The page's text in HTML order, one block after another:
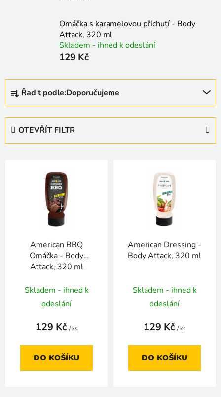
Omáčka s karamelovou příchutí - Body
Attack, 320 ml
Skladem - ihned k odeslání
129 Kč
Ř
z
Řadit podle:Doporučujeme
OTEVŘÍT FILTR
American BBQ
Omáčka - Body
Attack, 320 ml
Skladem - ihned k
odeslání
129 Kč / ks
DO KOŠÍKU
American Dressing -
Body Attack, 320 ml
Skladem - ihned k
odeslání
129 Kč / ks
DO KOŠÍKU